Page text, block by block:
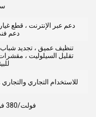
دعم عبر الإنترنت ، قطع
دعم
تنظيف عميق ، تجديد شباب
تقليل السيلوليت ،
للاستخدام التجاري والتجاري
220 فولت/380 فولت